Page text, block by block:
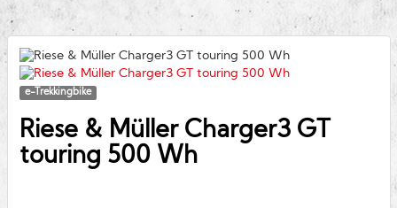
e-Trekkingbike
Riese & MüllerCharger3 GT
touring 500 Wh